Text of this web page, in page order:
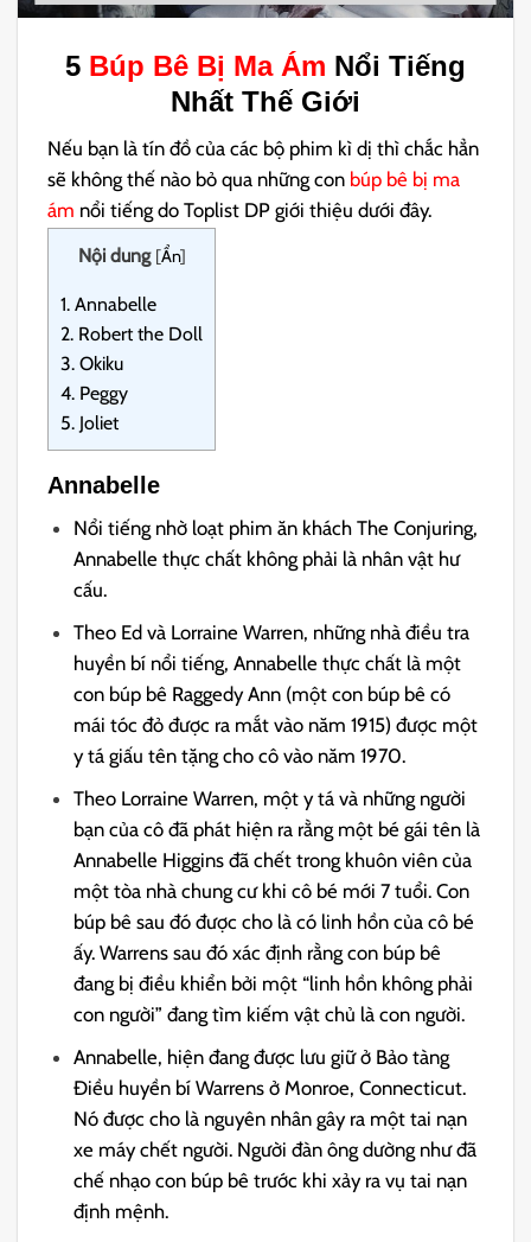
5 Búp Bê Bị Ma Ám Nổi Tiếng
Nhất Thế Giới
Nếu bạn là tín đồ của các bộ phim kì dị thì chắc hẳn
sẽ không thế nào bỏ qua những con búp bê bị ma
ám nổi tiếng do Toplist DP giới thiệu dưới đây.
Nội dung [Ẩn]
1. Annabelle
2. Robert the Doll
3. Okiku
4. Peggy
5. Joliet
Annabelle
Nổi tiếng nhờ loạt phim ăn khách The Conjuring,
Annabelle thực chất không phải là nhân vật hư
cấu.
Theo Ed và Lorraine Warren, những nhà điều tra
huyền bí nổi tiếng, Annabelle thực chất là một
con búp bê Raggedy Ann (một con búp bê có
mái tóc đỏ được ra mắt vào năm 1915) được một
y tá giấu tên tặng cho cô vào năm 1970.
Theo Lorraine Warren, một y tá và những người
bạn của cô đã phát hiện ra rằng một bé gái tên là
Annabelle Higgins đã chết trong khuôn viên của
một tòa nhà chung cư khi cô bé mới 7 tuổi. Con
búp bê sau đó được cho là có linh hồn của cô bé
ấy. Warrens sau đó xác định rằng con búp bê
đang bị điều khiển bởi một “linh hồn không phải
con người” đang tìm kiếm vật chủ là con người.
Annabelle, hiện đang được lưu giữ ở Bảo tàng
Điều huyền bí Warrens ở Monroe, Connecticut.
Nó được cho là nguyên nhân gây ra một tai nạn
xe máy chết người. Người đàn ông dường như đã
chế nhạo con búp bê trước khi xảy ra vụ tai nạn
định mệnh.